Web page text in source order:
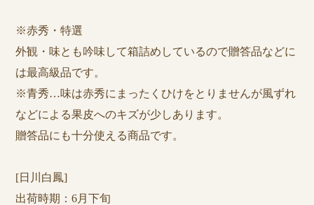
※赤秀・特選
外観・味とも吟味して箱詰めしているので贈答品などに
は最高級品です。
※青秀…味は赤秀にまったくひけをとりませんが風ずれ
などによる果皮へのキズが少しあります。
贈答品にも十分使える商品です。
[日川白鳳]
出荷時期：6月下旬